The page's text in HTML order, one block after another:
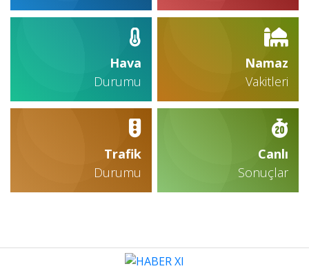
Hava
Durumu
Namaz
Vakitleri
Trafik
Durumu
Canlı
Sonuçlar